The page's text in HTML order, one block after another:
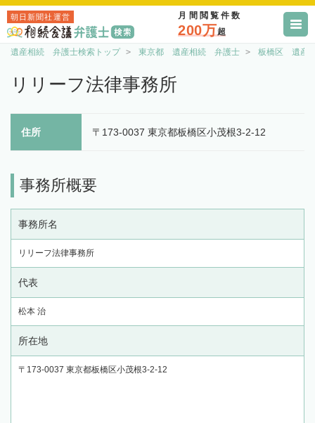
朝日新聞社運営 月間閲覧件数
200万超
遺産相続 弁護士検索トップ 東京都 遺産相続 弁護士 板橋区 遺産
リリーフ法律事務所
住所 〒173-0037 東京都板橋区小茂根3-2-12
事務所概要
事務所名
リリーフ法律事務所
代表
松本 治
所在地
〒173-0037 東京都板橋区小茂根3-2-12